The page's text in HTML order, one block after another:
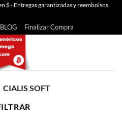
$ - Entregas garantizadas y reembolsos
BLOG Finalizar Compra
CIALIS SOFT